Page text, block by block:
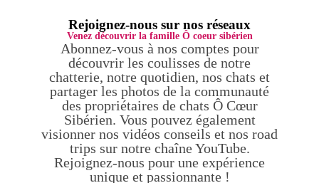
Rejoignez-nous sur nos réseaux
Venez découvrir la famille Ô coeur sibérien
Abonnez-vous à nos comptes pour
découvrir les coulisses de notre
chatterie, notre quotidien, nos chats et
partager les photos de la communauté
des propriétaires de chats Ô Cœur
Sibérien. Vous pouvez également
visionner nos vidéos conseils et nos road
trips sur notre chaîne YouTube.
Rejoignez-nous pour une expérience
unique et passionnante !